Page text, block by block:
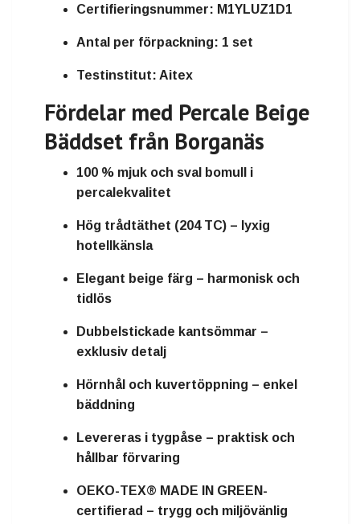
Certifieringsnummer: M1YLUZ1D1
Antal per förpackning: 1 set
Testinstitut: Aitex
Fördelar med Percale Beige
Bäddset från Borganäs
100 % mjuk och sval bomull i
percalekvalitet
Hög trådtäthet (204 TC) – lyxig
hotellkänsla
Elegant beige färg – harmonisk och
tidlös
Dubbelstickade kantsömmar –
exklusiv detalj
Hörnhål och kuvertöppning – enkel
bäddning
Levereras i tygpåse – praktisk och
hållbar förvaring
OEKO-TEX® MADE IN GREEN-
certifierad – trygg och miljövänlig